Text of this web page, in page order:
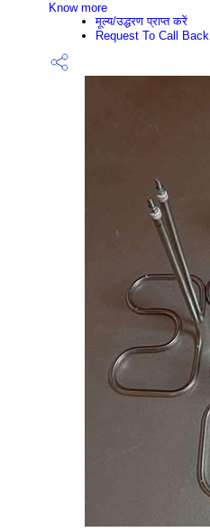
Know more
मूल्य/उद्धरण प्राप्त करें
Request To Call Back